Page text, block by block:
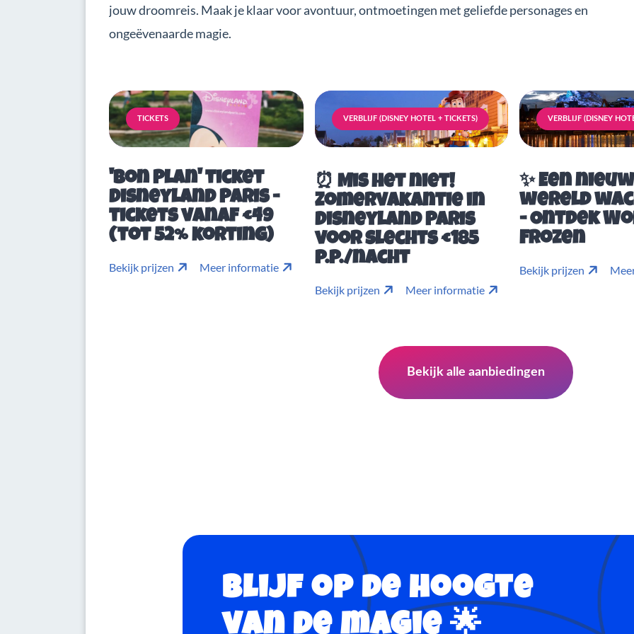
jouw droomreis. Maak je klaar voor avontuur, ontmoetingen met geliefde personages en
ongeëvenaarde magie.
TICKETS
'Bon Plan' ticket
Disneyland Paris -
tickets vanaf €49
(tot 52% korting)
Bekijk prijzen Meer informatie
VERBLIJF (DISNEY HOTEL + TICKETS)
⏰ Mis het niet!
Zomervakantie in
Disneyland Paris
voor slechts €185
p.p./nacht
Bekijk prijzen Meer informatie
VERBLIJF (DISNEY
✨ Een
wereld
- Ontdek
Frozen
Bekijk prijzen
Bekijk alle aanbiedingen
Blijf op de hoogte
van de magie 🌟